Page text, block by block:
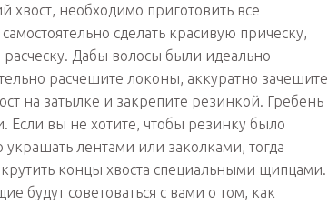
хвост, необходимо приготовить все
сделать красивую прическу,
Дабы волосы были идеально
расчешите локоны, аккуратно зачешите
на затылке и закрепите резинкой. Гребень
Если вы не хотите, чтобы резинку было
лентами или заколками, тогда
концы хвоста специальными щипцами.
будут советоваться с вами о том, как